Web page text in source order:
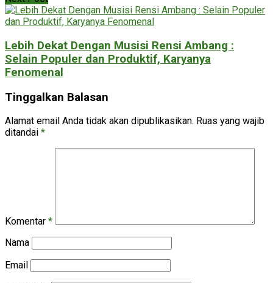
Lebih Dekat Dengan Musisi Rensi Ambang :
Selain Populer dan Produktif, Karyanya
Fenomenal
Tinggalkan Balasan
Alamat email Anda tidak akan dipublikasikan. Ruas yang wajib
ditandai *
Komentar *
Nama
Email